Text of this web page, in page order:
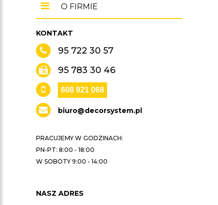
KONTAKT
95 722 30 57
95 783 30 46
608 921 068
biuro@decorsystem.pl
PRACUJEMY W GODZINACH:
PN-PT: 8:00 - 18:00
W SOBOTY 9:00 - 14:00
NASZ ADRES
O FIRMIE